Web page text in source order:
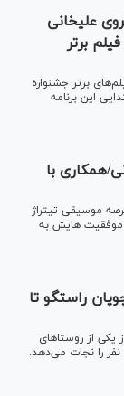
علیخانی
برتر
برتر جشنواره
این برنامه
همکاری با
موسیقی تیتراژ
هایش به
راستگو تا
یکی از روستاهای
را نجات می‌دهد.